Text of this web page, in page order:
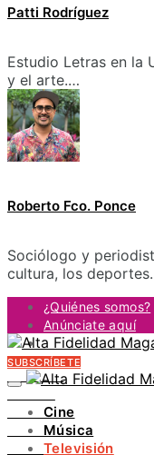
Patti Rodríguez
Estudio Letras en la
y el arte.…
Roberto Fco. Ponce
Sociólogo y
cultura, los
¿Quiénes somos?
Anúnciate aquí
Contacto
FACEBOOK
INSTAGRAM
PINTEREST
YOUTUBE
SUBSCRÍBETE
Cine
Música
Televisión